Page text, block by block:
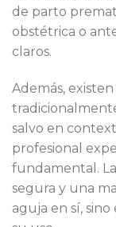
de parto
obstétrica o
claros.
Además,
salvo en
profesional
fundamental.
segura y una
aguja en sí,